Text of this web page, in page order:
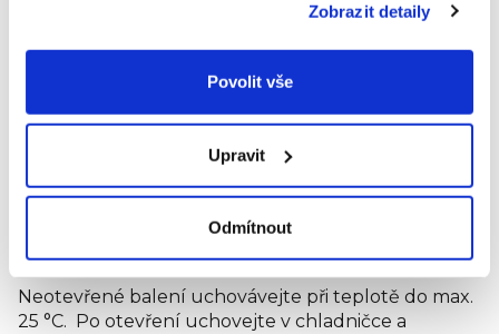
Zobrazit detaily
Povolit vše
Upravit
Odmítnout
Vláknina: 1,0 g
Vápník: 120 mg (15 %)*
Vitamín D 0,75 μg (15 %)*
Vitamín B12 0,38 μg (15 %)*
*referenční hodnota příjmu
Neotevřené balení uchovávejte při teplotě do max.
25 °C. Po otevření uchovejte v chladničce a